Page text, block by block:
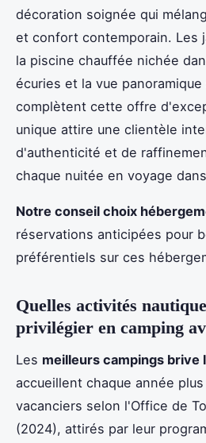
décoration soignée qui
et confort contemporain. Les
la piscine chauffée nichée
écuries et la vue panoramique
complètent cette offre
unique attire une clientèle
d'authenticité et de
chaque nuitée en voyage
Notre conseil choix
réservations anticipées pour
préférentiels sur ces
Quelles activités
privilégier en camping
Les meilleurs campings brive
accueillent chaque année
vacanciers selon l'Office de
(2024), attirés par leur